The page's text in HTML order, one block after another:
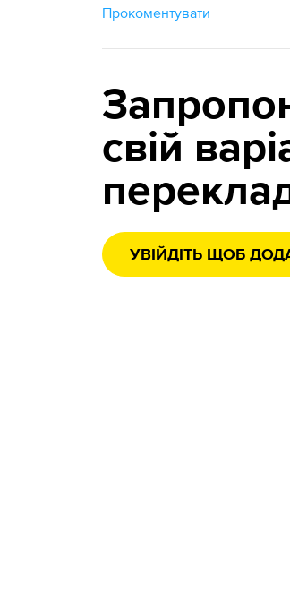
Прокоментувати
свій
УВІЙДІТЬ ЩОБ